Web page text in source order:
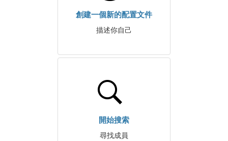
創建一個新的配置文件
描述你自己
開始搜索
尋找成員